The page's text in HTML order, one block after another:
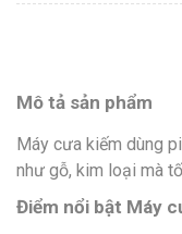
Mô tả sản phẩm
Máy cưa kiếm dùng
như gỗ, kim loại mà
Điểm nổi bật Máy